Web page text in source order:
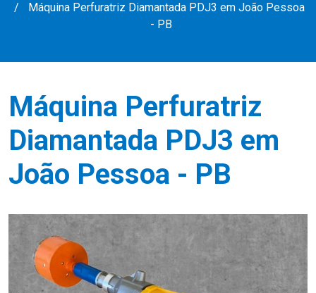
Máquina Perfuratriz Diamantada PDJ3 em João Pessoa
- PB
Máquina Perfuratriz
Diamantada PDJ3 em
João Pessoa - PB